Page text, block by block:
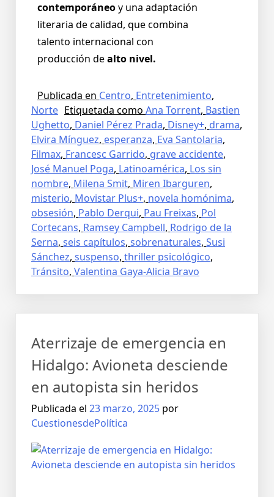
contemporáneoy una adaptación
literaria de calidad, que combina
talento internacional con
producción dealto nivel.
Publicada en Centro, Entretenimiento,
Norte Etiquetada como Ana Torrent, Bastien
Ughetto, Daniel Pérez Prada, Disney+, drama,
Elvira Mínguez, esperanza, Eva Santolaria,
Filmax, Francesc Garrido, grave accidente,
José Manuel Poga, Latinoamérica, Los sin
nombre, Milena Smit, Miren Ibarguren,
misterio, Movistar Plus+, novela homónima,
obsesión, Pablo Derqui, Pau Freixas, Pol
Cortecans, Ramsey Campbell, Rodrigo de la
Serna, seis capítulos, sobrenaturales, Susi
Sánchez, suspenso, thriller psicológico,
Tránsito, Valentina Gaya-Alicia Bravo
Aterrizaje de emergencia en
Hidalgo: Avioneta desciende
en autopista sin heridos
Publicada el 23 marzo, 2025 por
CuestionesdePolítica